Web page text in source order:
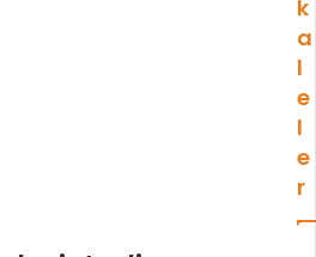
k
a
l
e
l
e
r